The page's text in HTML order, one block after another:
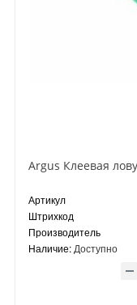
Артикул
Штрихкод
Производитель
Наличие: Доступно